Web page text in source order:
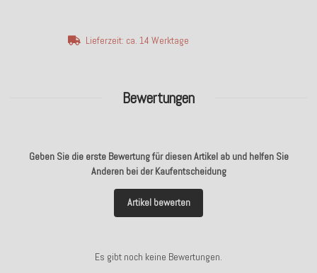
Bewertungen
Geben Sie die erste Bewertung für diesen Artikel ab und helfen Sie
Anderen bei der Kaufentscheidung
Artikel bewerten
Es gibt noch keine Bewertungen.
Lieferzeit: ca. 14 Werktage